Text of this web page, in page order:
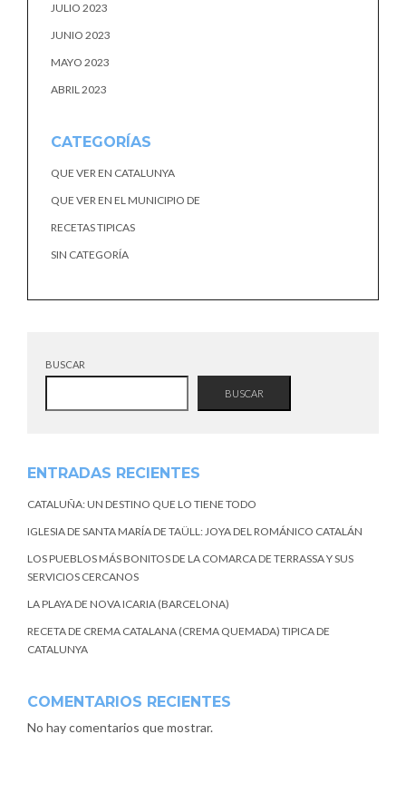
JULIO 2023
JUNIO 2023
MAYO 2023
ABRIL 2023
CATEGORÍAS
QUE VER EN CATALUNYA
QUE VER EN EL MUNICIPIO DE
RECETAS TIPICAS
SIN CATEGORÍA
BUSCAR
BUSCAR
ENTRADAS RECIENTES
CATALUÑA: UN DESTINO QUE LO TIENE TODO
IGLESIA DE SANTA MARÍA DE TAÜLL: JOYA DEL ROMÁNICO CATALÁN
LOS PUEBLOS MÁS BONITOS DE LA COMARCA DE TERRASSA Y SUS
SERVICIOS CERCANOS
LA PLAYA DE NOVA ICARIA (BARCELONA)
RECETA DE CREMA CATALANA (CREMA QUEMADA) TIPICA DE
CATALUNYA
COMENTARIOS RECIENTES
No hay comentarios que mostrar.